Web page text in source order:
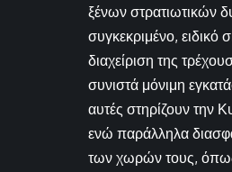
ξένων στρατιωτικών
συγκεκριμένο,
διαχείριση της
συνιστά μόνιμη
αυτές στηρίζουν την
ενώ παράλληλα
των χωρών τους,